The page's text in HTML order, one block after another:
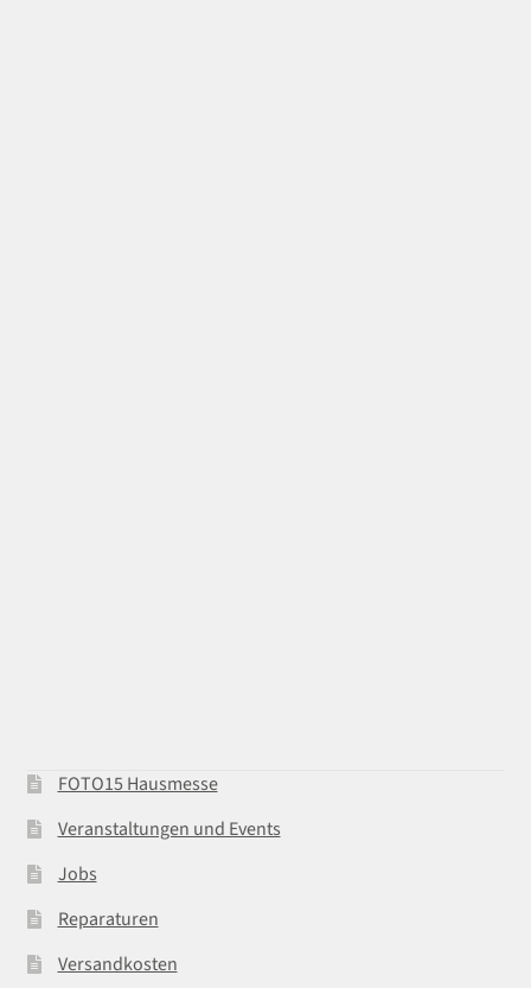
FOTO15 Hausmesse
Veranstaltungen und Events
Jobs
Reparaturen
Versandkosten